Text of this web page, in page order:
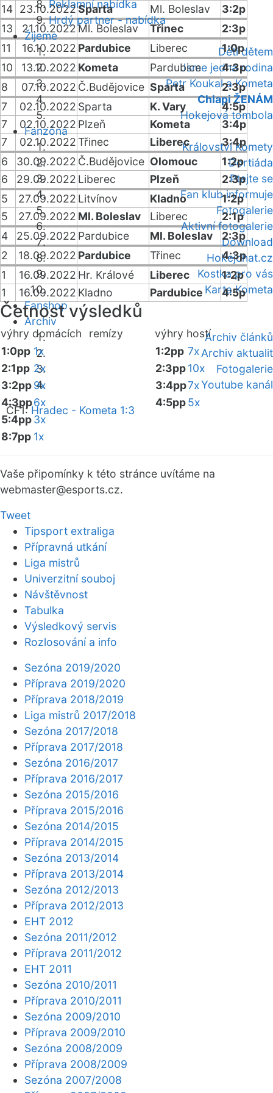
Reklamní nabídka
Hrdý partner - nabídka
Žijeme
Děti dětem
Jsme jedna rodina
Petr Koukal a Kometa
Chlapi ŽENÁM
Hokejová tombola
Fanzóna
Království Komety
Dortiáda
Ptejte se
Fan klub informuje
Fotogalerie
Aktivní fotogalerie
Download
Hokejchat.cz
Kostka pro vás
Karta Kometa
Fanshop
Archiv
Archiv článků
Archiv aktualit
Fotogalerie
Youtube kanál
ČF1:Hradec - Kometa 1:3
14 23.10.2022Sparta Ml. Boleslav
3:2p
13
21.10.2022Ml. Boleslav Třinec
2:3p
11
16.10.2022 Pardubice Liberec
1:0p
10
13.10.2022 Kometa Pardubice
4:3p
8
07.10.2022 Č.Budějovice Sparta
2:3p
7
02.10.2022 Sparta K. Vary
4:5p
7
02.10.2022 Plzeň Kometa
3:4p
7
02.10.2022Třinec Liberec
3:4p
6
30.09.2022 Č.Budějovice Olomouc
1:2p
6
29.09.2022 Liberec Plzeň
2:3p
5
27.09.2022 Litvínov Kladno
1:2p
5
27.09.2022 Ml. Boleslav Liberec
2:1p
4
25.09.2022 Pardubice Ml. Boleslav
2:3p
2
18.09.2022 Pardubice Třinec
4:3p
1
16.09.2022 Hr. Králové Liberec
1:2p
1
16.09.2022 Kladno Pardubice 4:5p
Četnost výsledků
výhry domácích remízy výhry hostí
1:0pp 1x
2:1pp 2x
3:2pp9x
4:3pp6x
5:4pp3x
8:7pp 1x
1:2pp 7x
2:3pp10x
3:4pp7x
4:5pp5x
Vaše připomínky k této stránce uvítáme na
webmaster@esports.cz.
Tweet
Tipsport extraliga
Přípravná utkání
Liga mistrů
Univerzitní souboj
Návštěvnost
Tabulka
Výsledkový servis
Rozlosování a info
Sezóna 2019/2020
Příprava 2019/2020
Příprava 2018/2019
Liga mistrů 2017/2018
Sezóna 2017/2018
Příprava 2017/2018
Sezóna 2016/2017
Příprava 2016/2017
Sezóna 2015/2016
Příprava 2015/2016
Sezóna 2014/2015
Příprava 2014/2015
Sezóna 2013/2014
Příprava 2013/2014
Sezóna 2012/2013
Příprava 2012/2013
EHT 2012
Sezóna 2011/2012
Příprava 2011/2012
EHT 2011
Sezóna 2010/2011
Příprava 2010/2011
Sezóna 2009/2010
Příprava 2009/2010
Sezóna 2008/2009
Příprava 2008/2009
Sezóna 2007/2008